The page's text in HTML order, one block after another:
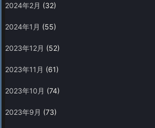
2024年2月 (32)
2024年1月 (55)
2023年12月 (52)
2023年11月 (61)
2023年10月 (74)
2023年9月 (73)